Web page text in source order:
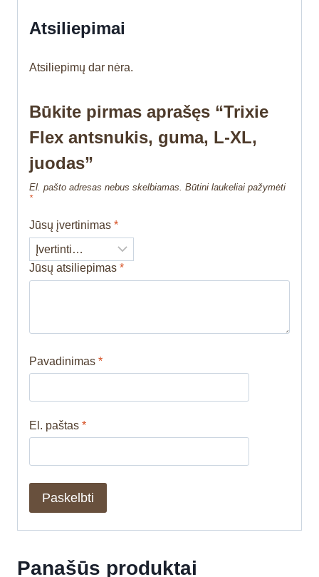
Atsiliepimai
Atsiliepimų dar nėra.
Būkite pirmas aprašęs “Trixie
Flex antsnukis, guma, L-XL,
juodas”
El. pašto adresas nebus skelbiamas. Būtini laukeliai pažymėti
*
Jūsų įvertinimas *
Jūsų atsiliepimas *
Pavadinimas *
El. paštas *
Panašūs produktai